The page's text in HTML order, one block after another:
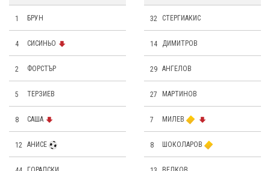
1 БРУН
4 СИСИНЬО
2 ФОРСТЪР
5 ТЕРЗИЕВ
8 САША
12 АНИСЕ
32 СТЕРГИАКИС
14 ДИМИТРОВ
29 АНГЕЛОВ
27 МАРТИНОВ
7 МИЛЕВ
8 ШОКОЛАРОВ